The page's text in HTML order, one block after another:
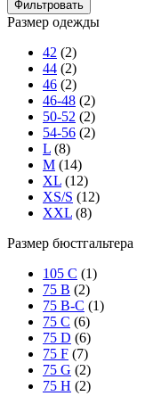
Фильтровать
Размер одежды
42 (2)
44 (2)
46 (2)
46-48 (2)
50-52 (2)
54-56 (2)
L (8)
M (14)
XL (12)
XS/S (12)
XXL (8)
Размер бюстгальтера
105 C (1)
75 B (2)
75 B-C (1)
75 C (6)
75 D (6)
75 F (7)
75 G (2)
75 H (2)